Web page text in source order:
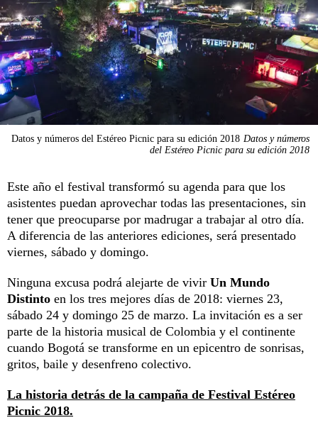
Datos y números del Estéreo Picnic para su edición 2018 Datos y números
del Estéreo Picnic para su edición 2018
Este año el festival transformó su agenda para que los
asistentes puedan aprovechar todas las presentaciones, sin
tener que preocuparse por madrugar a trabajar al otro día.
A diferencia de las anteriores ediciones, será presentado
viernes, sábado y domingo.
Ninguna excusa podrá alejarte de vivir Un Mundo
Distinto en los tres mejores días de 2018: viernes 23,
sábado 24 y domingo 25 de marzo. La invitación es a ser
parte de la historia musical de Colombia y el continente
cuando Bogotá se transforme en un epicentro de sonrisas,
gritos, baile y desenfreno colectivo.
La historia detrás de la campaña de Festival Estéreo
Picnic 2018.